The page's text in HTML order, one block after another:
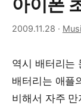
2009.11.28 ·
역시 배터리는
배터리는 애플
비해서 자주